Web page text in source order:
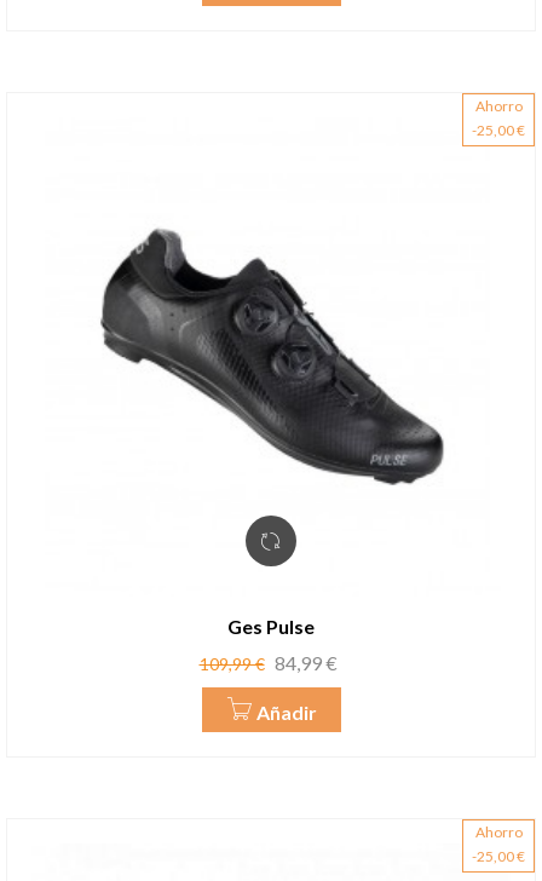
Ahorro
-25,00 €
Ges Pulse
Precio
base
109,99 € Precio
84,99 €
Añadir
Ahorro
-25,00 €